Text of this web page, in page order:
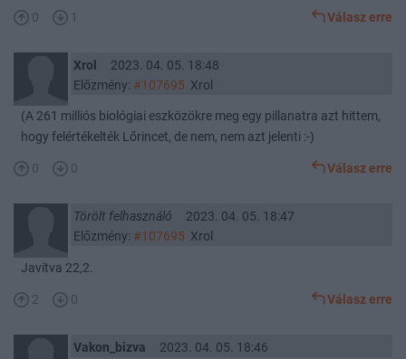
0 1 Válasz erre
Xrol
2023. 04. 05. 18:48
Előzmény: #107695 Xrol
(A 261 milliós biológiai eszközökre meg egy pillanatra azt hittem,
hogy felértékelték Lőrincet, de nem, nem azt jelenti :-)
0 0 Válasz erre
Törölt felhasználó
2023. 04. 05. 18:47
Előzmény: #107695 Xrol
Javítva 22,2.
2 0 Válasz erre
Vakon_bizva 2023. 04. 05. 18:46